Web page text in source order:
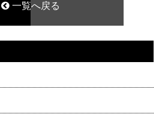
一覧へ戻る